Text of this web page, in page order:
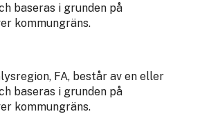
baseras i grunden på
kommungräns.
FA, består av en eller
baseras i grunden på
kommungräns.